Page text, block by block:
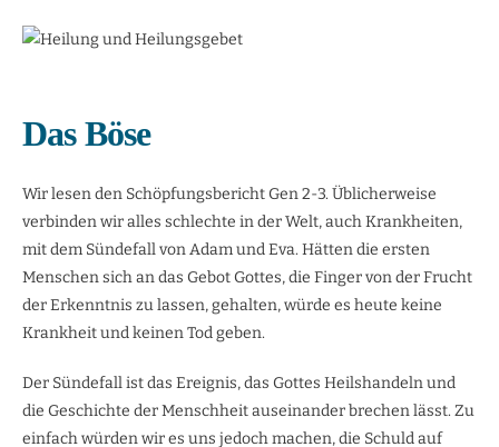
Das Böse
Wir lesen den Schöpfungsbericht Gen 2-3. Üblicherweise
verbinden wir alles schlechte in der Welt, auch Krankheiten,
mit dem Sündefall von Adam und Eva. Hätten die ersten
Menschen sich an das Gebot Gottes, die Finger von der Frucht
der Erkenntnis zu lassen, gehalten, würde es heute keine
Krankheit und keinen Tod geben.
Der Sündefall ist das Ereignis, das Gottes Heilshandeln und
die Geschichte der Menschheit auseinander brechen lässt. Zu
einfach würden wir es uns jedoch machen, die Schuld auf